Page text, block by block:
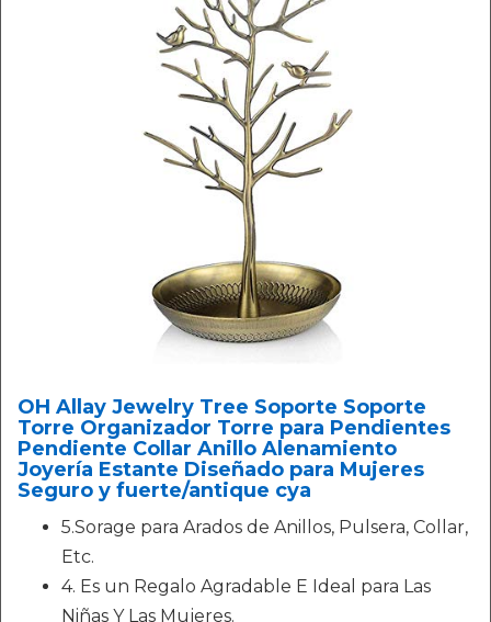
OH Allay Jewelry Tree Soporte Soporte
Torre Organizador Torre para Pendientes
Pendiente Collar Anillo Alenamiento
Joyería Estante Diseñado para Mujeres
Seguro y fuerte/antique cya
5.Sorage para Arados de Anillos, Pulsera, Collar,
Etc.
4. Es un Regalo Agradable E Ideal para Las
Niñas Y Las Mujeres.